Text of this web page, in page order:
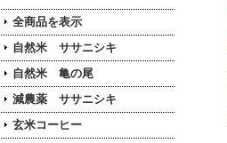
全商品を表示
自然米 ササニシキ
自然米 亀の尾
減農薬 ササニシキ
玄米コーヒー